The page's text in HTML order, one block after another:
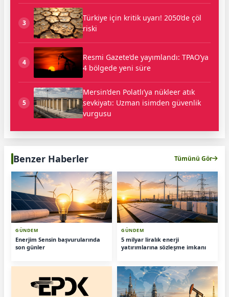
3
Türkiye için kritik uyarı! 2050’de çöl
riski
4
Resmi Gazete’de yayımlandı: TPAO’ya
4 bölgede yeni süre
5
Mersin’den Polatlı’ya nükleer atık
sevkiyatı: Uzman isimden güvenlik
vurgusu
Benzer Haberler Tümünü Gör
GÜNDEM
Enerjim Sensin başvurularında
son günler
GÜNDEM
5 milyar liralık enerji
yatırımlarına sözleşme imkanı